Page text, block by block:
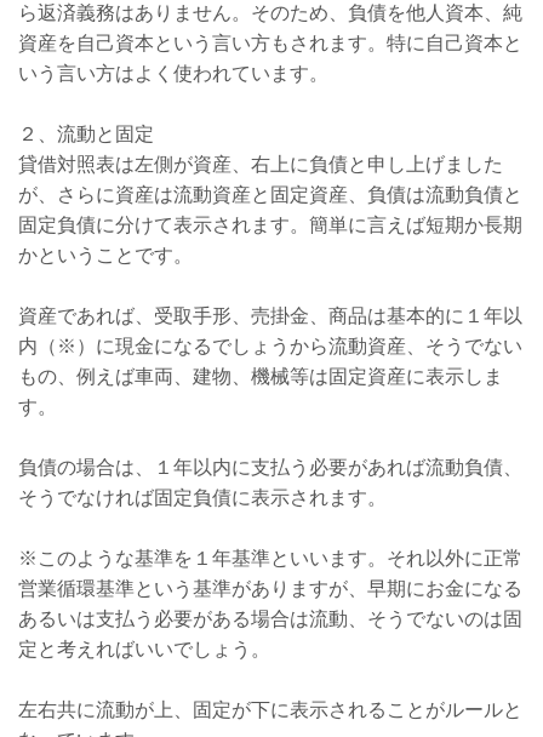
ら返済義務はありません。そのため、負債を他人資本、純
資産を自己資本という言い方もされます。特に自己資本と
いう言い方はよく使われています。
２、流動と固定
貸借対照表は左側が資産、右上に負債と申し上げました
が、さらに資産は流動資産と固定資産、負債は流動負債と
固定負債に分けて表示されます。 簡単に言えば短期か長期
かということです。
資産であれば、受取手形、売掛金、商品は基本的に１年以
内（※）に現金になるでしょうから流動資産、そうでない
もの、例えば車両、建物、機械等は固定資産に表示しま
す。
負債の場合は、１年以内に支払う必要があれば流動負債、
そうでなければ固定負債に表示されます。
※このような基準を１年基準といいます。それ以外に正常
営業循環基準という基準がありますが、早期にお金になる
あるいは支払う必要がある場合は流動、そうでないのは固
定と考えればいいでしょう。
左右共に流動が上、固定が下に表示されることがルールと